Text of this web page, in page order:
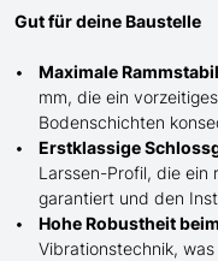
Gut für deine Baustelle
Maximale
mm, die ein
Bodenschichten
Erstklassige
Larssen-Profil, die ein
garantiert und den
Hohe Robustheit
Vibrationstechnik,